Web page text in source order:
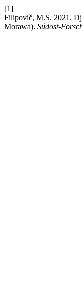
[1]
Filipovič, M.S. 2021.
Morawa). Südost-